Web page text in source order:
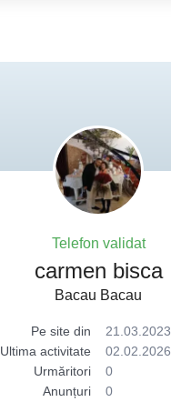
Telefon validat
carmen bisca
Bacau Bacau
Pe site din
21.03.2023
Ultima activitate
02.02.2026
Urmăritori
0
Anunțuri
0